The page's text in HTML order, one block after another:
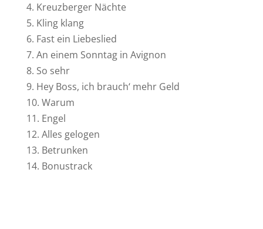
4. Kreuzberger Nächte
5. Kling klang
6. Fast ein Liebeslied
7. An einem Sonntag in Avignon
8. So sehr
9. Hey Boss, ich brauch‘ mehr Geld
10. Warum
11. Engel
12. Alles gelogen
13. Betrunken
14. Bonustrack